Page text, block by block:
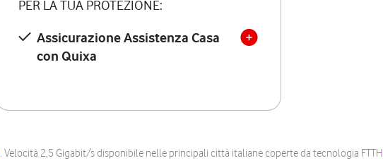
PER LA TUA PROTEZIONE:
Assicurazione Assistenza Casa
con Quixa
. Velocità 2,5 Gigabit/s disponibile nelle principali città italiane coperte da tecnologia FTTH